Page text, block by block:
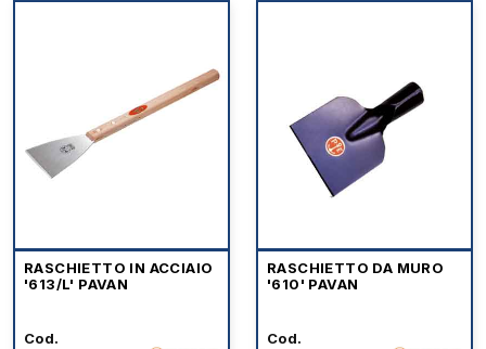
RASCHIETTO IN ACCIAIO
'613/L' PAVAN
Cod.
RASCHIETTO DA MURO
'610' PAVAN
Cod.